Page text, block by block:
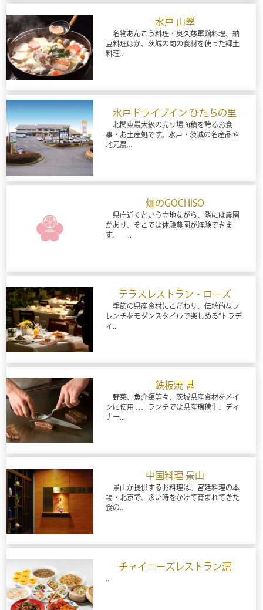
水戸 山翠
名物あんこう料理・奥久慈軍鶏料理、納
豆料理ほか、茨城の旬の食材を使った郷土
料理...
水戸ドライブイン ひたちの里
北関東最大級の売り場面積を誇るお食
事・お土産処です。水戸・茨城の名産品や
地元農...
畑のGOCHISO
県庁近くという立地ながら、隣には農園
があり、そこでは体験農園が経験できま
す。 ...
テラスレストラン・ローズ
季節の県産食材にこだわり、伝統的なフ
レンチをモダンスタイルで楽しめる“トラデ
ィ...
鉄板焼 甚
野菜、魚介類等々、茨城県産食材をメイ
ンに使用し、ランチでは県産瑞穂牛、ディ
ナー...
中国料理 景山
景山が提供するお料理は、宮廷料理の本
場・北京で、永い時をかけて育まれてきた
食の...
チャイニーズレストラン滬
...